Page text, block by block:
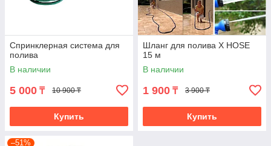
Спринклерная система для
полива
В наличии
5 000 ₸ 10 900 ₸
Купить
Шланг для полива X HOSE
15 м
В наличии
1 900 ₸ 3 900 ₸
Купить
–51%